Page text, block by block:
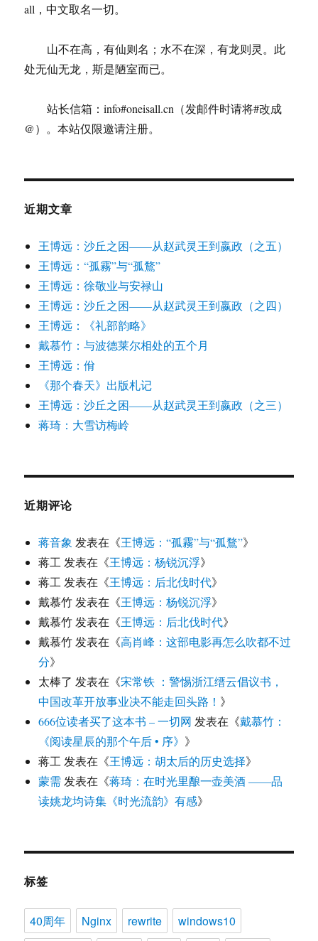
all，中文取名一切。
山不在高，有仙则名；水不在深，有龙则灵。此
处无仙无龙，斯是陋室而已。
站长信箱：info#oneisall.cn（发邮件时请将#改成
@）。本站仅限邀请注册。
近期文章
王博远：沙丘之困——从赵武灵王到嬴政（之五）
王博远：“孤霧”与“孤鶩”
王博远：徐敬业与安禄山
王博远：沙丘之困——从赵武灵王到嬴政（之四）
王博远：《礼部韵略》
戴慕竹：与波德莱尔相处的五个月
王博远：佾
《那个春天》出版札记
王博远：沙丘之困——从赵武灵王到嬴政（之三）
蒋琦：大雪访梅岭
近期评论
蒋音象 发表在《王博远：“孤霧”与“孤鶩”》
蒋工 发表在《王博远：杨锐沉浮》
蒋工 发表在《王博远：后北伐时代》
戴慕竹 发表在《王博远：杨锐沉浮》
戴慕竹 发表在《王博远：后北伐时代》
戴慕竹 发表在《高肖峰：这部电影再怎么吹都不过
分》
太棒了 发表在《宋常铁 ：警惕浙江缙云倡议书，
中国改革开放事业决不能走回头路！ 》
666位读者买了这本书 – 一切网 发表在《戴慕竹：
《阅读星辰的那个午后 • 序》 》
蒋工 发表在《王博远：胡太后的历史选择》
蒙需 发表在《蒋琦：在时光里酿一壶美酒 ——品
读姚龙均诗集《时光流韵》有感》
标签
40周年 Nginx rewrite
windows10